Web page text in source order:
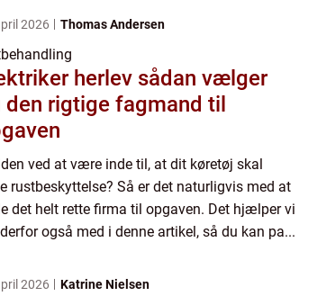
2026 Thomas Andersen
herlev sådan vælger
den rigtige fagmand til
ved at være inde til, at dit køretøj skal
rustbeskyttelse? Så er det naturligvis med at
det helt rette firma til opgaven. Det hjælper vi
også med i denne artikel, så du kan pa...
2026 Katrine Nielsen